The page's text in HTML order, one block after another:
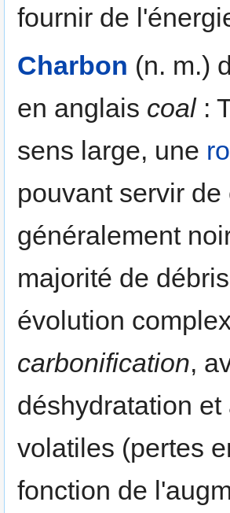
fournir de
Charbon (n. m.)
en anglais coal:
sens large, une
pouvant servir
généralement
majorité de
évolution
carbonification,
déshydratation
volatiles (pertes
fonction de